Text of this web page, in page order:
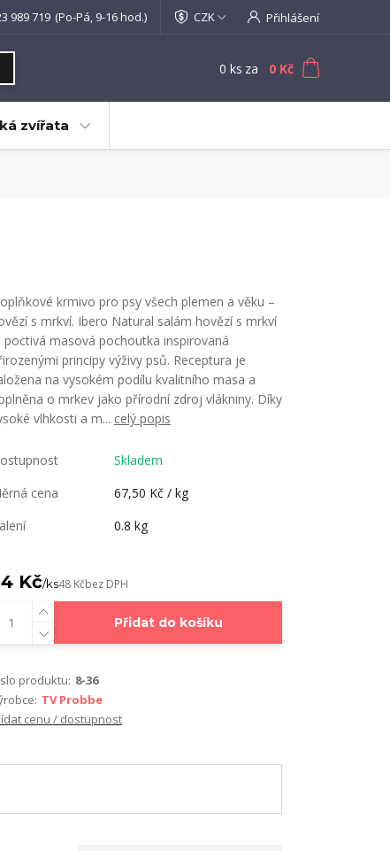
CZK Přihlášení
989 719 (Po-Pá, 9-16 hod.)
0 ks za 0 Kč
zvířata
krmivo pro psy všech plemen a věku –
s mrkví. Ibero Natural salám hovězí s mrkví
poctivá masová pochoutka inspirovaná
principy výživy psů. Receptura je
na vysokém podílu kvalitního masa a
o mrkev jako přírodní zdroj vlákniny. Díky
vlhkosti a m... celý popis
Skladem
cena
67,50 Kč / kg
0.8 kg
Kč/ks48 Kčbez DPH
Přidat do košíku
produktu: 8-36
TV Probbe
cenu / dostupnost